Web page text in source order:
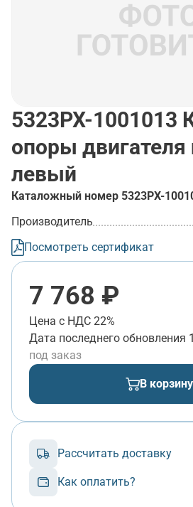
5323РХ-1001013
опоры двигателя
левый
Каталожный номер 5323РХ-
Производитель
Посмотреть сертификат
7 768 ₽
Цена с НДС 22%
Дата последнего обновления
под заказ
В корзину
Рассчитать доставку
Как оплатить?